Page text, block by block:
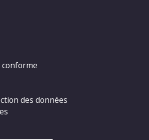
conforme
des données